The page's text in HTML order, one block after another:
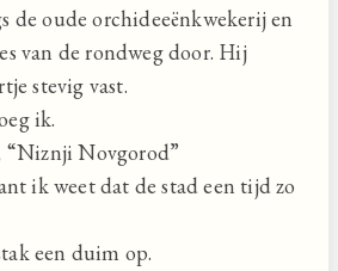
de oude orchideeënkwekerij en
van de rondweg door. Hij
stevig vast.
ik.
“Niznji Novgorod”
ik weet dat de stad een tijd zo
een duim op.